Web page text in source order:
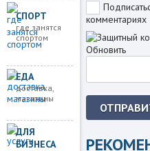
СПОРТ
где занятся
спортом
ЕДА
доставка,
магазины
ДЛЯ
БИЗНЕСА
комментариях
Обновить